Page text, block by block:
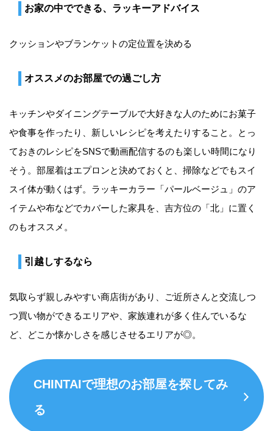
お家の中でできる、ラッキーアドバイス
クッションやブランケットの定位置を決める
オススメのお部屋での過ごし方
キッチンやダイニングテーブルで大好きな人のためにお菓子
や食事を作ったり、新しいレシピを考えたりすること。とっ
ておきのレシピをSNSで動画配信するのも楽しい時間になり
そう。部屋着はエプロンと決めておくと、掃除などでもスイ
スイ体が動くはず。ラッキーカラー「パールベージュ」のア
イテムや布などでカバーした家具を、吉方位の「北」に置く
のもオススメ。
引越しするなら
気取らず親しみやすい商店街があり、ご近所さんと交流しつ
つ買い物ができるエリアや、家族連れが多く住んでいるな
ど、どこか懐かしさを感じさせるエリアが◎。
CHINTAIで理想のお部屋を探してみ
る